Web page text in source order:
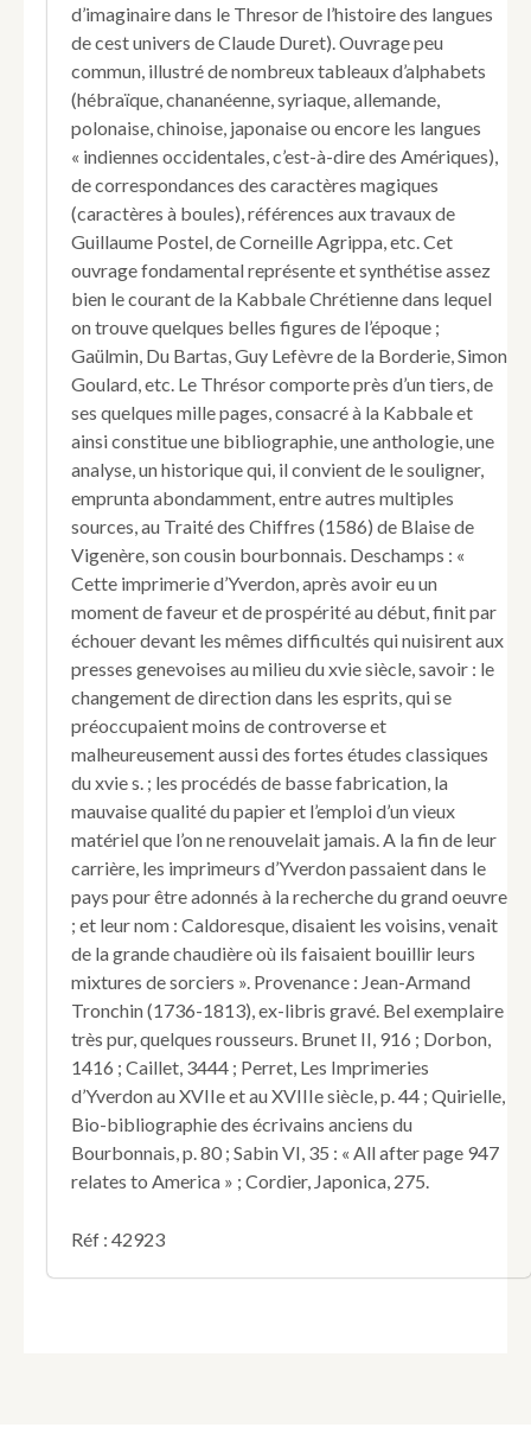
d’imaginaire dans le Thresor de l’histoire des langues
de cest univers de Claude Duret). Ouvrage peu
commun, illustré de nombreux tableaux d’alphabets
(hébraïque, chananéenne, syriaque, allemande,
polonaise, chinoise, japonaise ou encore les langues
« indiennes occidentales, c’est-à-dire des Amériques),
de correspondances des caractères magiques
(caractères à boules), références aux travaux de
Guillaume Postel, de Corneille Agrippa, etc. Cet
ouvrage fondamental représente et synthétise assez
bien le courant de la Kabbale Chrétienne dans lequel
on trouve quelques belles figures de l’époque ;
Gaülmin, Du Bartas, Guy Lefèvre de la Borderie, Simon
Goulard, etc. Le Thrésor comporte près d’un tiers, de
ses quelques mille pages, consacré à la Kabbale et
ainsi constitue une bibliographie, une anthologie, une
analyse, un historique qui, il convient de le souligner,
emprunta abondamment, entre autres multiples
sources, au Traité des Chiffres (1586) de Blaise de
Vigenère, son cousin bourbonnais. Deschamps : «
Cette imprimerie d’Yverdon, après avoir eu un
moment de faveur et de prospérité au début, finit par
échouer devant les mêmes difficultés qui nuisirent aux
presses genevoises au milieu du xvie siècle, savoir : le
changement de direction dans les esprits, qui se
préoccupaient moins de controverse et
malheureusement aussi des fortes études classiques
du xvie s. ; les procédés de basse fabrication, la
mauvaise qualité du papier et l’emploi d’un vieux
matériel que l’on ne renouvelait jamais. A la fin de leur
carrière, les imprimeurs d’Yverdon passaient dans le
pays pour être adonnés à la recherche du grand oeuvre
; et leur nom : Caldoresque, disaient les voisins, venait
de la grande chaudière où ils faisaient bouillir leurs
mixtures de sorciers ». Provenance : Jean-Armand
Tronchin (1736-1813), ex-libris gravé. Bel exemplaire
très pur, quelques rousseurs. Brunet II, 916 ; Dorbon,
1416 ; Caillet, 3444 ; Perret, Les Imprimeries
d’Yverdon au XVIIe et au XVIIIe siècle, p. 44 ; Quirielle,
Bio-bibliographie des écrivains anciens du
Bourbonnais, p. 80 ; Sabin VI, 35 : « All after page 947
relates to America » ; Cordier, Japonica, 275.
Réf : 42923